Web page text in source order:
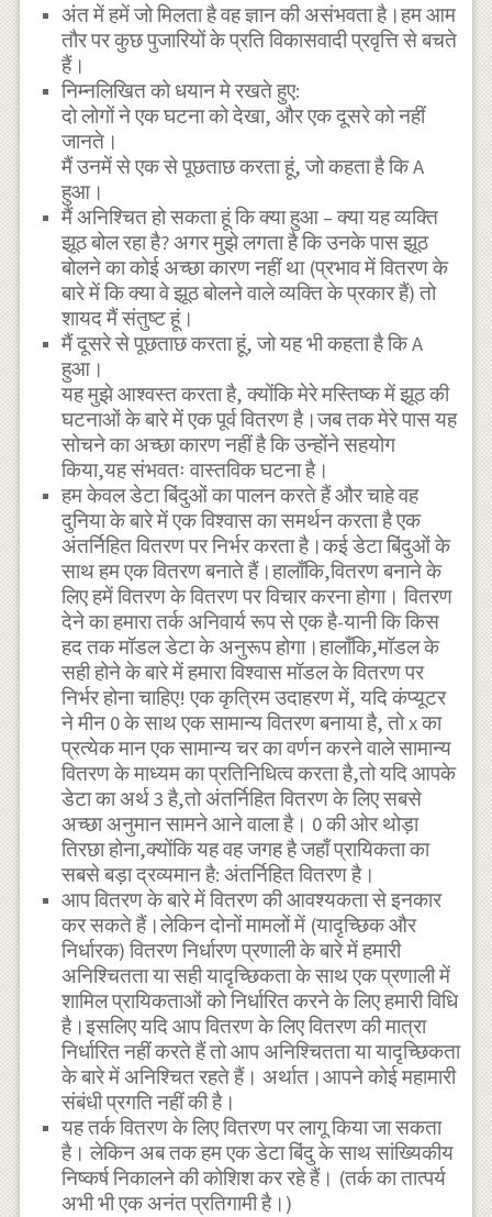
अंत में हमें जो मिलता है वह ज्ञान की असंभवता है।हम आम
तौर पर कुछ पुजारियों के प्रति विकासवादी प्रवृत्ति से बचते
हैं।
निम्नलिखित को धयान मे रखते हुए:
दो लोगों ने एक घटना को देखा, और एक दूसरे को नहीं
जानते।
मैं उनमें से एक से पूछताछ करता हूं, जो कहता है कि A
हुआ।
मैं अनिश्चित हो सकता हूं कि क्या हुआ – क्या यह व्यक्ति
झूठ बोल रहा है? अगर मुझे लगता है कि उनके पास झूठ
बोलने का कोई अच्छा कारण नहीं था (प्रभाव में वितरण के
बारे में कि क्या वे झूठ बोलने वाले व्यक्ति के प्रकार हैं) तो
शायद मैं संतुष्ट हूं।
मैं दूसरे से पूछताछ करता हूं, जो यह भी कहता है कि A
हुआ।
यह मुझे आश्वस्त करता है, क्योंकि मेरे मस्तिष्क में झूठ की
घटनाओं के बारे में एक पूर्व वितरण है।जब तक मेरे पास यह
सोचने का अच्छा कारण नहीं है कि उन्होंने सहयोग
किया,यह संभवतः वास्तविक घटना है।
हम केवल डेटा बिंदुओं का पालन करते हैं और चाहे वह
दुनिया के बारे में एक विश्वास का समर्थन करता है एक
अंतर्निहित वितरण पर निर्भर करता है।कई डेटा बिंदुओं के
साथ हम एक वितरण बनाते हैं।हालाँकि,वितरण बनाने के
लिए हमें वितरण के वितरण पर विचार करना होगा। वितरण
देने का हमारा तर्क अनिवार्य रूप से एक है-यानी कि किस
हद तक मॉडल डेटा के अनुरूप होगा।हालाँकि,मॉडल के
सही होने के बारे में हमारा विश्वास मॉडल के वितरण पर
निर्भर होना चाहिए! एक कृत्रिम उदाहरण में, यदि कंप्यूटर
ने मीन 0 के साथ एक सामान्य वितरण बनाया है, तो x का
प्रत्येक मान एक सामान्य चर का वर्णन करने वाले सामान्य
वितरण के माध्यम का प्रतिनिधित्व करता है,तो यदि आपके
डेटा का अर्थ 3 है,तो अंतर्निहित वितरण के लिए सबसे
अच्छा अनुमान सामने आने वाला है। 0 की ओर थोड़ा
तिरछा होना,क्योंकि यह वह जगह है जहाँ प्रायिकता का
सबसे बड़ा द्रव्यमान है: अंतर्निहित वितरण है।
आप वितरण के बारे में वितरण की आवश्यकता से इनकार
कर सकते हैं।लेकिन दोनों मामलों में (यादृच्छिक और
निर्धारक) वितरण निर्धारण प्रणाली के बारे में हमारी
अनिश्चितता या सही यादृच्छिकता के साथ एक प्रणाली में
शामिल प्रायिकताओं को निर्धारित करने के लिए हमारी विधि
है।इसलिए यदि आप वितरण के लिए वितरण की मात्रा
निर्धारित नहीं करते हैं तो आप अनिश्चितता या यादृच्छिकता
के बारे में अनिश्चित रहते हैं। अर्थात।आपने कोई महामारी
संबंधी प्रगति नहीं की है।
यह तर्क वितरण के लिए वितरण पर लागू किया जा सकता
है। लेकिन अब तक हम एक डेटा बिंदु के साथ सांख्यिकीय
निष्कर्ष निकालने की कोशिश कर रहे हैं। (तर्क का तात्पर्य
अभी भी एक अनंत प्रतिगामी है।)